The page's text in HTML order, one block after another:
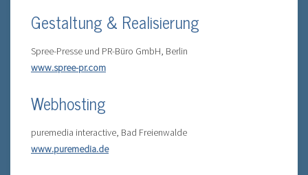
Gestaltung & Realisierung
Spree-Presse und PR-Büro GmbH, Berlin
www.spree-pr.com
Webhosting
puremedia interactive, Bad Freienwalde
www.puremedia.de